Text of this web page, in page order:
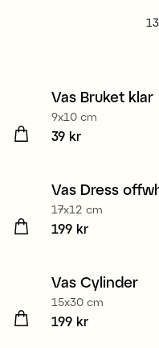
13
Medlem 3 för
Vas Bruket klar
9x10 cm
Pris:
39 kr
Vas Dress
17x12 cm
Pris :199 kr
199 kr
Vas Cylinder
15x30 cm
Pris :199 kr
199 kr